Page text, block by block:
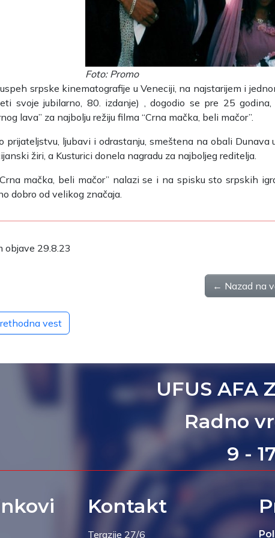
Foto: Promo
srpske kinematografije u Veneciji, na najstarijem i
svoje jubilarno, 80. izdanje) , dogodio se pre 25
lava” za najbolju režiju filma “Crna mačka, beli mačor”.
prijateljstvu, ljubavi i odrastanju, smeštena na obali
žiri, a Kusturici donela nagradu za najboljeg reditelja.
mačka, beli mačor” nalazi se i na spisku sto srpskih
dobro od velikog značaja.
objave 29.8.23
← Nazad na
vest
UFUS AFA
Radno
9 -
Kontakt
Terazije 27/6